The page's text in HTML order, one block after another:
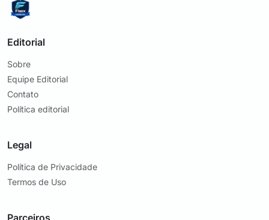
Editorial
Sobre
Equipe Editorial
Contato
Política editorial
Legal
Política de Privacidade
Termos de Uso
Parceiros